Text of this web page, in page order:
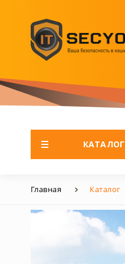
КАТАЛОГ
Главная Каталог